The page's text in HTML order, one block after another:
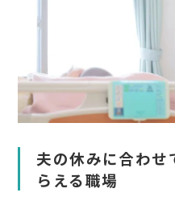
夫の休みに合わせ
らえる職場